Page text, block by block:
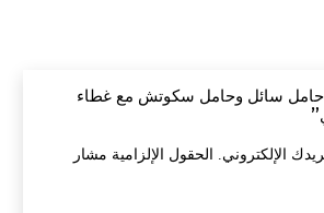
سائل وحامل سكوتش مع غطاء
الإلكتروني.
الحقول الإلزامية مشار